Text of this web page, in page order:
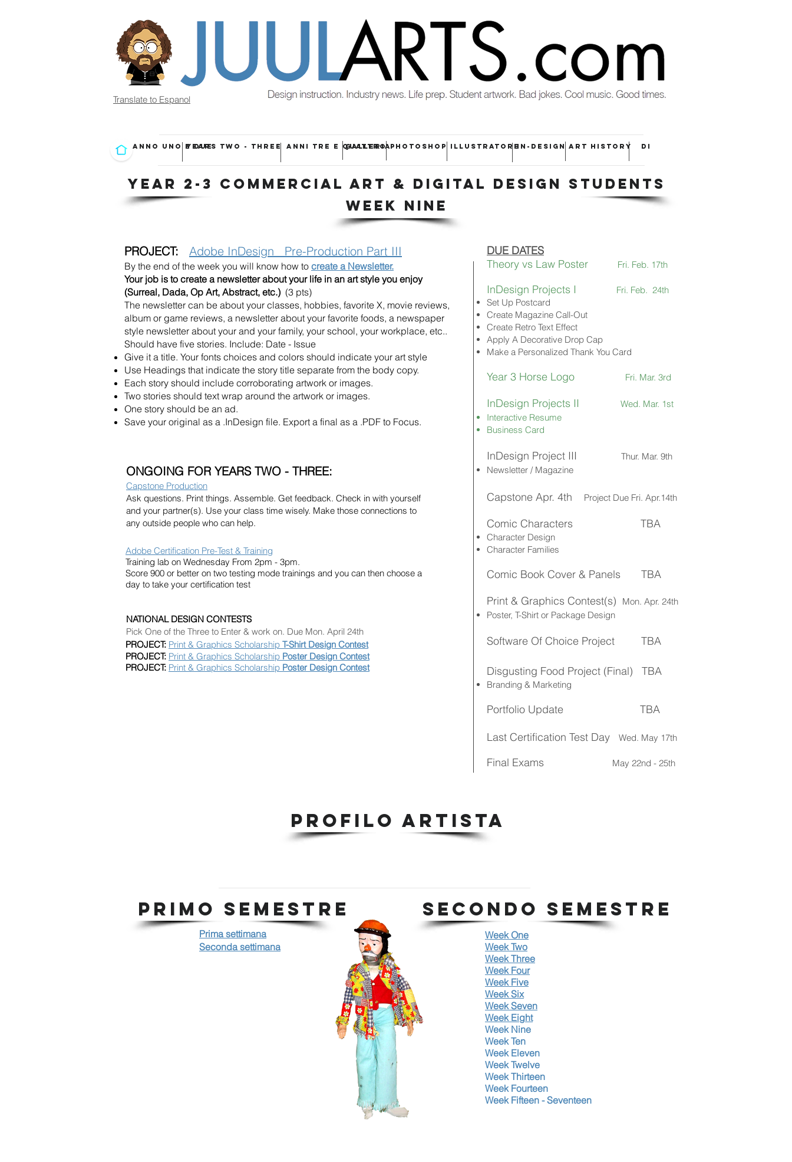
GALLERIAPHOTOSHOP ILLUSTRATOREIN-DESIGN DI
ANNI TRE E QUATTRO
ANNO UNO E DUE
Translate to Espanol
YEARS TWO - THREE ART HISTORY
YEAR 2-3 COMMERCIAL ART & DIGITAL DESIGN STUDENTS
WEEK NINE
PROJECT: Adobe InDesign Pre-Production Part III
By the end of the week you will know how to create a Newsletter.
Your job is to create a newsletter about your life in an art style you enjoy
(Surreal, Dada, Op Art, Abstract, etc.) (3 pts)
The newsletter can be about your classes, hobbies, favorite X, movie reviews,
album or game reviews, a newsletter about your favorite foods, a newspaper
style newsletter about your and your family, your school, your workplace, etc..
Should have five stories. Include: Date - Issue
Give it a title. Your fonts choices and colors should indicate your art style
Use Headings that indicate the story title separate from the body copy.
Each story should include corroborating artwork or images.
Two stories should text wrap around the artwork or images.
One story should be an ad.
Save your original as a .InDesign file. Export a final as a .PDF to Focus.
ONGOING FOR YEARS TWO - THREE:
Capstone Production
Ask questions. Print things. Assemble. Get feedback. Check in with yourself
and your partner(s). Use your class time wisely. Make those connections to
any outside people who can help.
Adobe Certification Pre-Test & Training
Training lab on Wednesday From 2pm - 3pm.
Score 900 or better on two testing mode trainings and you can then choose a
day to take your certification test
NATIONAL DESIGN CONTESTS
Pick One of the Three to Enter & work on. Due Mon. April 24th
PROJECT: Print & Graphics Scholarship T-Shirt Design Contest
PROJECT: Print & Graphics Scholarship Poster Design Contest
PROJECT: Print & Graphics Scholarship Poster Design Contest
DUE DATES
Theory vs Law Poster
Fri. Feb. 17th
InDesign Projects I
Fri. Feb. 24th
Set Up Postcard
Create Magazine Call-Out
Create Retro Text Effect
Apply A Decorative Drop Cap
Make a Personalized Thank You Card
Year 3 Horse Logo Fri. Mar. 3rd
InDesign Projects II
Wed. Mar. 1st
Interactive Resume
Business Card
InDesign Project III
Thur. Mar. 9th
Newsletter / Magazine
Capstone Apr. 4th Project Due Fri. Apr.14th
Comic Characters TBA
Character Design
Character Families
Comic Book Cover & Panels TBA
Print & Graphics Contest(s)
Mon. Apr. 24th
Poster, T-Shirt or Package Design
Software Of Choice Project TBA
Disgusting Food Project (Final) TBA
Branding & Marketing
Portfolio Update TBA
Last Certification Test Day Wed. May 17th
Final Exams May 22nd - 25th
PROFILO ARTISTA
PRIMO SEMESTRE
Prima settimana
Seconda settimana
Week One
Week Two
Week Three
Week Four
Week Five
Week Six
Week Seven
Week Eight
Week Nine
Week Ten
Week Eleven
Week Twelve
Week Thirteen
Week Fourteen
Week Fifteen - Seventeen
SECONDO SEMESTRE